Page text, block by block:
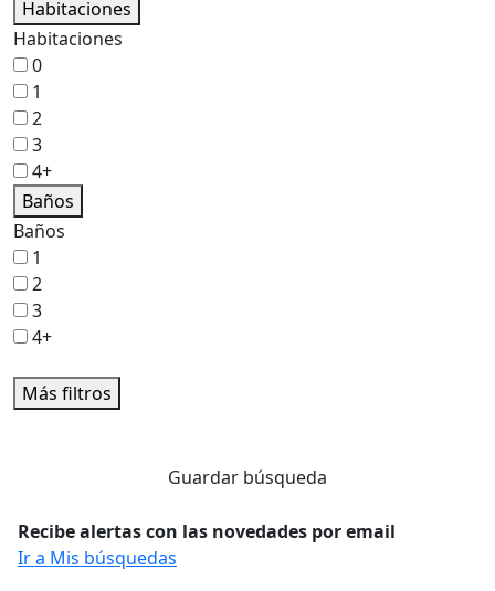
Habitaciones
Habitaciones
0
1
2
3
4+
Baños
Baños
1
2
3
4+
Más filtros
Guardar búsqueda
Recibe alertas con las novedades por email
Ir a Mis búsquedas